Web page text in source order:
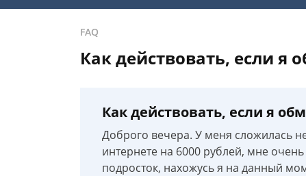
FAQ
Как действовать, если я
Как действовать, если я
Доброго вечера. У меня сложилась
интернете на 6000 рублей, мне
подросток, нахожусь я на данный